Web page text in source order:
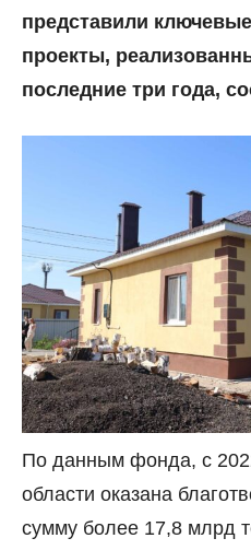
представили
проекты,
последние три года,
По данным фонда, с
области оказана
сумму более 17,8 млрд